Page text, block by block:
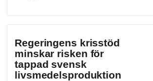
Regeringens krisstöd
minskar risken för
tappad svensk
livsmedelsproduktion